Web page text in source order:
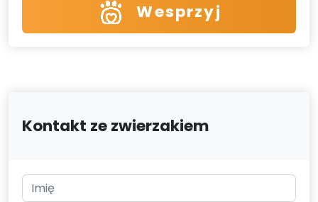
Wesprzyj
Kontakt ze zwierzakiem